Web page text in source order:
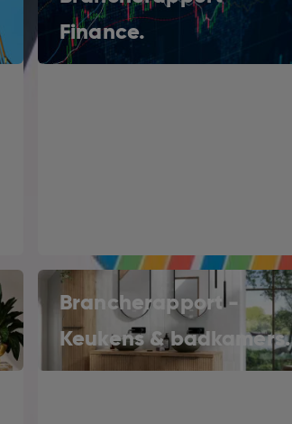
Finance.
Brancherapport -
Keukens & badkamers.